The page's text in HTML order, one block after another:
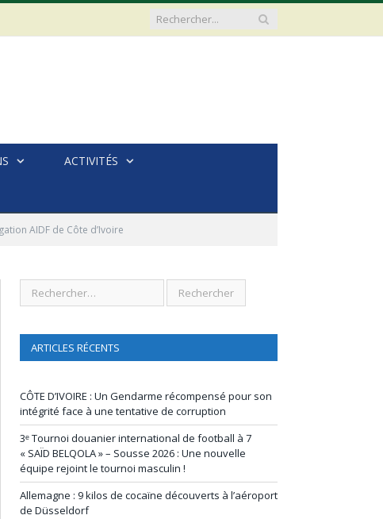
ACTIVITÉS
AIDF de Côte d’Ivoire
ARTICLES RÉCENTS
CÔTE D’IVOIRE : Un Gendarme récompensé pour son
intégrité face à une tentative de corruption
3ᵉ Tournoi douanier international de football à 7
« SAÏD BELQOLA » – Sousse 2026 : Une nouvelle
équipe rejoint le tournoi masculin !
Allemagne : 9 kilos de cocaïne découverts à l’aéroport
de Düsseldorf